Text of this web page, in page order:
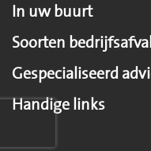
In uw buurt
Soorten
Gespecialiseerd
Handige links